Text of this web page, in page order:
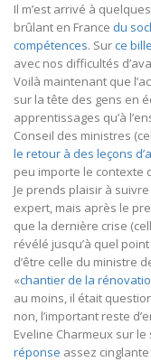
Il m’est arrivé à
brûlant en France du
compétences. Surce
avec nos difficultés
Voilà maintenant que
sur la tête des gens en
apprentissages qu’à
Conseil des ministres
le retour à des leçons
peu importe le contexte
Je prends plaisir à
expert, mais après le
que la dernière crise
révélé jusqu’à quel
d’être celle du ministre
«chantier de la
au moins, il était
non, l’important reste
Eveline Charmeux sur
réponse assez cinglante